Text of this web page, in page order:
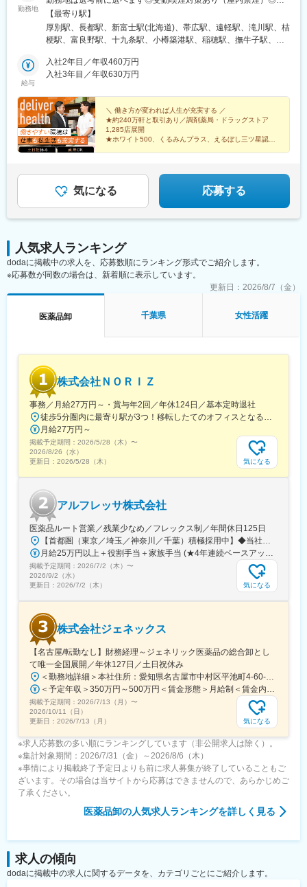
勤務地
ンライン面接実施中■北海道・東北北海道／青森／岩手／秋田／山
形／福島■関東茨城／栃木／群馬／神奈川／埼玉／千葉■北陸・甲
信越新潟／富山／石川／福井／長野／山梨■東海静岡／愛知／三重
広島／島根／岡山／山口／徳島／愛媛／香川■九州・沖縄福岡／大
分／宮崎／鹿児島／熊本／長崎／沖縄＜オンライン面接実施中＞
岡県静岡県島田市道悦3-14-2三島営業所：静岡県田方郡函南町肥
田字南中道476中津川営業所：岐阜県中津川市中津川字大西667-1
田辺営業所：和歌山県田辺市三栖字三反田130-5京都北営業所：京
都府京都市北区上賀茂向縄手町16滑川営業所：富山県滑川市柳原
字宮ノ東41-29※詳細は「会社概要」欄HPから
【最寄り駅】
厚別駅、長都駅、新富士駅(北海道)、帯広駅、遠軽駅、滝川駅、桔
梗駅、富良野駅、十九条駅、小樽築港駅、稲穂駅、撫牛子駅、羽
鹿島神宮駅、大宝駅、土浦駅、後台駅、黒磯駅、上今市駅、渋川
駅、太田駅(群馬県)、大森台駅、青堀駅、南与野駅、武蔵高萩駅、
駅、砺波駅、片原町駅(富山県)、速星駅、春江駅、水落駅、しんざ
駅、上越妙高駅、信州中野駅、附属中学前駅、切石駅、岩村田
駅、西上田駅、酒折駅、禾生駅、富士駅、古庄駅、半田駅、荒子
川公園駅、妙興寺駅、六軒駅(三重県)、霞ケ浦駅、光善寺駅、平野
駅(地下鉄)、久米田駅、ケーブル八幡宮山上駅、田村駅、唐崎駅、
出雲市駅、高野駅、西富井駅、周防下郷駅、櫛ケ浜駅、府中駅(徳
島県)、北久米駅、北宇和島駅、伏石駅、下曽根駅、高城駅、杵築
給与
入社2年目／年収460万円
入社3年目／年収630万円
＼ 働き方が変われば人生が充実する ／
★約240万軒と取引あり／調剤薬局・ドラッグストア
1,285店展開
★ホワイト500、くるみんプラス、えるぼし三ツ星認定
気になる 応募する
人気求人ランキング
dodaに掲載中の求人を、応募数順にランキング形式でご紹介します。
※応募数が同数の場合は、新着順に表示しています。
更新日： 2026/8/7（金）
医薬品卸 千葉県 女性活躍
株式会社ＮＯＲＩＺ
事務／月給27万円～・賞与年2回／年休124日／基本定時退社
徒歩5分圏内に最寄り駅が3つ！移転したてのオフィスとなるため、新しくキレイなオフィスで働けます！★転勤なし東京都中央区銀座6-13-16 ヒューリック銀座ウォールビル3階新富町から徒歩3分※受動喫煙対策：屋内禁煙
月給27万円～
掲載予定期間： 2026/5/28（木） 〜
2026/8/26（水）
更新日： 2026/5/28（木） 気になる
アルフレッサ株式会社
医薬品ルート営業／残業少なめ／フレックス制／年間休日125日
【首都圏（東京／埼玉／神奈川／千葉）積極採用中】◆当社が展開する【北海道／関東／首都圏／中部／近畿／九州】の各事業所へご希望を考慮した上で配属となります。【北海道】北海道【関東】栃木／群馬／茨城／長野／山梨／新潟【首都圏】東京／埼玉／神奈川／千葉★積極採用エリア【中部】静岡／愛知／三重／岐阜【近畿】滋賀／兵庫／大阪／京都／奈良／和歌山【九州】福岡／長崎／熊本／大分／宮崎／鹿児島各事業所の詳細については、弊社HPよりご確認ください※「企業情報」→「拠点」よりご確認いただけます。屋内禁煙(※喫煙室あり※禁煙タイムあり※喫煙室での就労はありません)
月給25万円以上＋役割手当＋家族手当 (★4年連続ベースアップ実施！)※時間外手当別途支給※年齢、経験、能力を考慮の上、優遇します
掲載予定期間： 2026/7/2（木） 〜
2026/9/2（水）
更新日： 2026/7/2（木） 気になる
株式会社ジェネックス
【名古屋/転勤なし】財務経理～ジェネリック医薬品の総合卸とし
て唯一全国展開／年休127日／土日祝休み
＜勤務地詳細＞本社住所：愛知県名古屋市中村区平池町4-60-12 グローバルゲート27F受動喫煙対策：敷地内喫煙可能場所あり変更の範囲：無
＜予定年収＞350万円～500万円＜賃金形態＞月給制＜賃金内訳＞月額（基本給）：250,000円～357,000円＜月給＞250,000円～357,000円＜昇給有無＞有＜残業手当＞有＜給与補足＞昇給：年１回（３月）賞与：年２回（6月、12月）※経験、スキルに応じて相談のうえ決定いたします※残業手当は別途支給30歳年収：350万円／月給25万円+賞与35歳年収：400万円／月給28.5万円+賞与賃金はあくまでも目安の金額であり、選考を通じて上下する可能性があります。月給(月額)は固定手当を含めた表記です。
掲載予定期間： 2026/7/13（月） 〜
2026/10/11（日）
更新日： 2026/7/13（月） 気になる
※求人応募数の多い順にランキングしています（非公開求人は除く）。
※集計対象期間：2026/7/31（金）～2026/8/6（木）
※事情により掲載終了予定日よりも前に求人募集が終了していることもご
ざいます。その場合は当サイトから応募はできませんので、あらかじめご
了承ください。
医薬品卸の人気求人ランキングを詳しく見る
求人の傾向
dodaに掲載中の求人に関するデータを、カテゴリごとにご紹介します。